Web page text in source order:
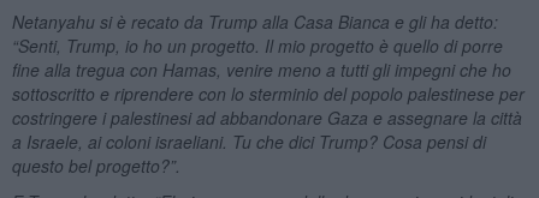
Netanyahu si è recato da Trump alla Casa Bianca e gli ha detto:
“Senti, Trump, io ho un progetto. Il mio progetto è quello di porre
fine alla tregua con Hamas, venire meno a tutti gli impegni che ho
sottoscritto e riprendere con lo sterminio del popolo palestinese per
costringere i palestinesi ad abbandonare Gaza e assegnare la città
a Israele, ai coloni israeliani. Tu che dici Trump? Cosa pensi di
questo bel progetto?”.